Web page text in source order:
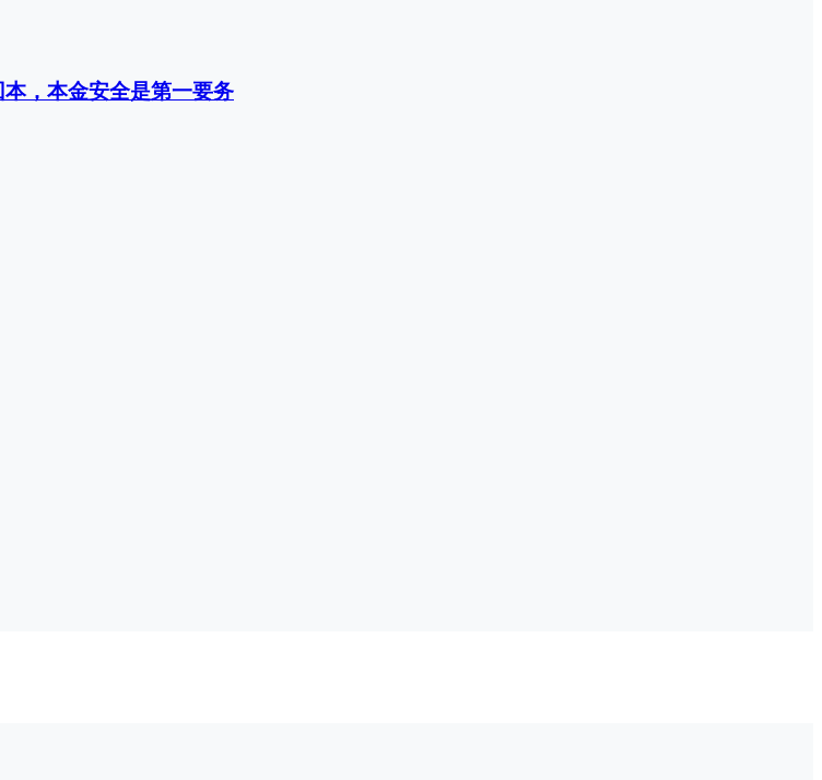
，本金安全是第一要务